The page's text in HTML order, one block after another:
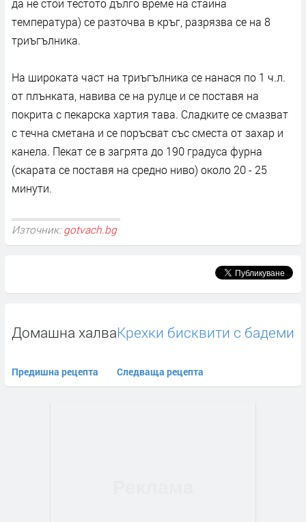
да не стои тестото дълго време на стайна
температура) се разточва в кръг, разрязва се на 8
триъгълника.
На широката част на триъгълника се нанася по 1 ч.л.
от плънката, навива се на рулце и се поставя на
покрита с пекарска хартия тава. Сладките се смазват
с течна сметана и се поръсват със сместа от захар и
канела. Пекат се в загрята до 190 градуса фурна
(скарата се поставя на средно ниво) около 20 - 25
минути.
Източник: gotvach.bg
Домашна халва
Предишна рецепта
Крехки бисквити с бадеми
Следваща рецепта